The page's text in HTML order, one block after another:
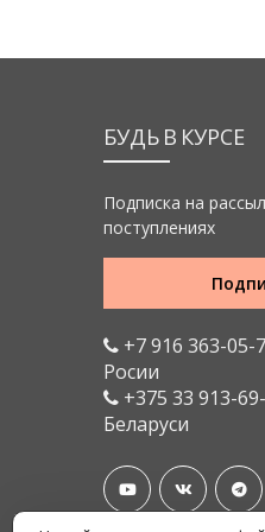
БУДЬ В КУРСЕ
Подписка на
поступлениях
+7 916 363-
Росии
+375 33 913-
Беларуси